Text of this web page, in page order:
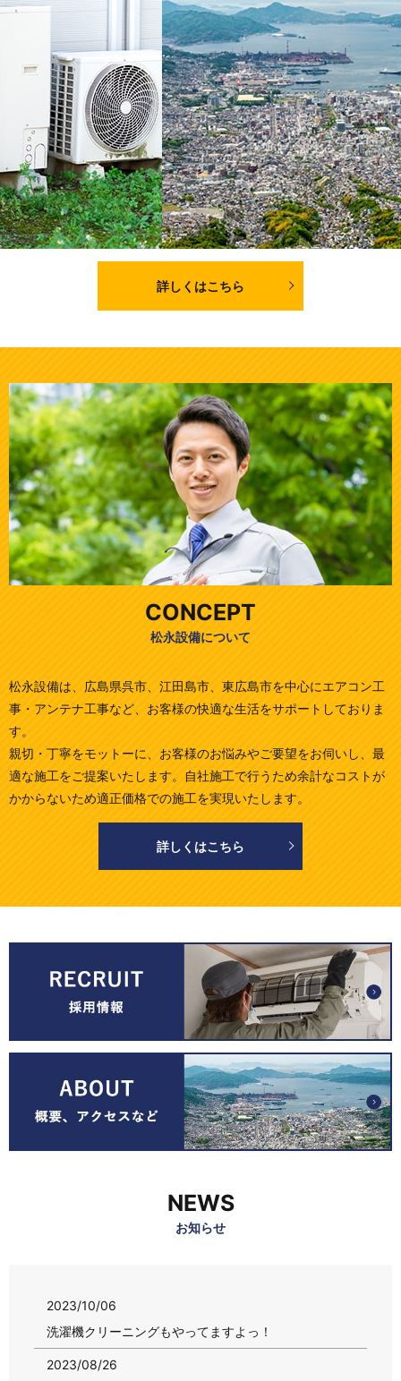
詳しくはこちら
CONCEPT
松永設備について
松永設備は、広島県呉市、江田島市、東広島市を中心にエアコン工
事・アンテナ工事など、お客様の快適な生活をサポートしておりま
す。
親切・丁寧をモットーに、お客様のお悩みやご要望をお伺いし、最
適な施工をご提案いたします。自社施工で行うため余計なコストが
かからないため適正価格での施工を実現いたします。
詳しくはこちら
NEWS
お知らせ
2023/10/06
洗濯機クリーニングもやってますよっ！
2023/08/26